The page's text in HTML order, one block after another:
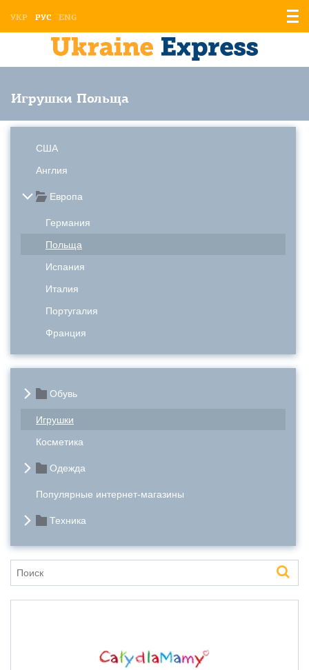
УКР РУС ENG
Игрушки Польща
США
Англия
Европа
Германия
Польща
Испания
Италия
Португалия
Франция
Обувь
Игрушки
Косметика
Одежда
Популярные интернет-магазины
Техника